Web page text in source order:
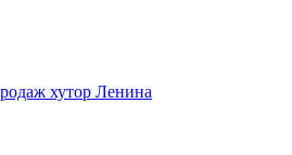
хутор Ленина